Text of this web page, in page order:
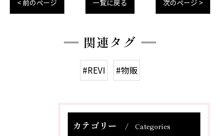
< 前のページ 一覧に戻る 次のページ >
関連タグ
#REVI #物販
カテゴリー Categories